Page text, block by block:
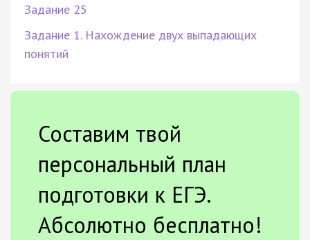
Задание 25
Задание 1. Нахождение двух выпадающих
понятий
Составим твой
персональный план
подготовки к ЕГЭ.
Абсолютно бесплатно!